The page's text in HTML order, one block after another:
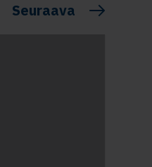
Seuraava